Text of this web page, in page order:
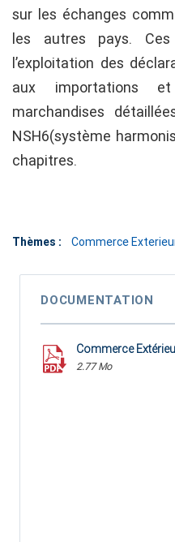
sur les échanges
les autres pays. Ces
l’exploitation des
aux importations
marchandises
NSH6(système
chapitres.
Thèmes : Commerce
DOCUMENTATION
Commerce
2.77 Mo